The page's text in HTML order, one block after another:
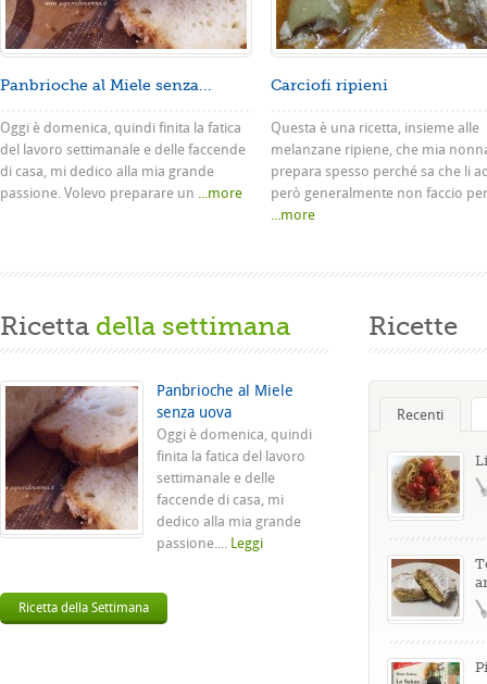
Panbrioche al Miele senza...
Oggi è domenica, quindi finita la fatica
del lavoro settimanale e delle faccende
di casa, mi dedico alla mia grande
passione. Volevo preparare un ...more
Carciofi ripieni
Questa è una ricetta, insieme alle
melanzane ripiene, che mia
prepara spesso perché sa che li
però generalmente non faccio
...more
Ricetta della settimana
Panbrioche al Miele
senza uova
Oggi è domenica, quindi
finita la fatica del lavoro
settimanale e delle
faccende di casa, mi
dedico alla mia grande
passione.... Leggi
Ricetta della Settimana
Ricette
Recenti